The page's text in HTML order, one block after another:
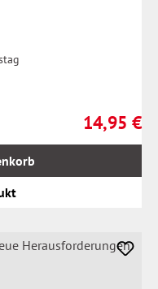
Regulärer
14,95 €